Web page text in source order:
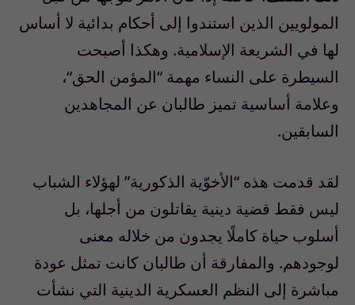
المولويين الذين استندوا إلى أحكام بدائية لا أساس
لها في الشريعة الإسلامية. وهكذا أصبحت
السيطرة على النساء مهمة “المؤمن الحق“،
وعلامة أساسية تميز طالبان عن المجاهدين
السابقين.
لقد قدمت هذه “الأخوّية الذكورية” لهؤلاء الشباب
ليس فقط قضية دينية يقاتلون من أجلها، بل
أسلوب حياة كاملًا يجدون من خلاله معنى
لوجودهم. والمفارقة أن طالبان كانت تمثل عودة
مباشرة إلى النظم العسكرية الدينية التي نشأت